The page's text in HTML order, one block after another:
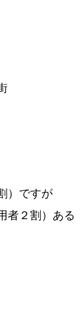
）ですが
者２割）ある